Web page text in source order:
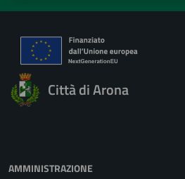
Città di Arona
AMMINISTRAZIONE